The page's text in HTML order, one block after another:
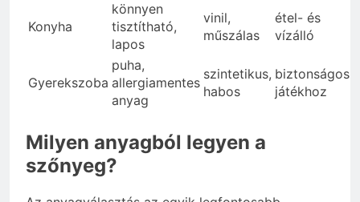
Konyha
könnyen
tisztítható,
lapos
vinil,
műszálas
étel- és
vízálló
Gyerekszoba
puha,
allergiamentes
anyag
szintetikus,
habos
biztonságos
játékhoz
Milyen anyagból legyen a
szőnyeg?